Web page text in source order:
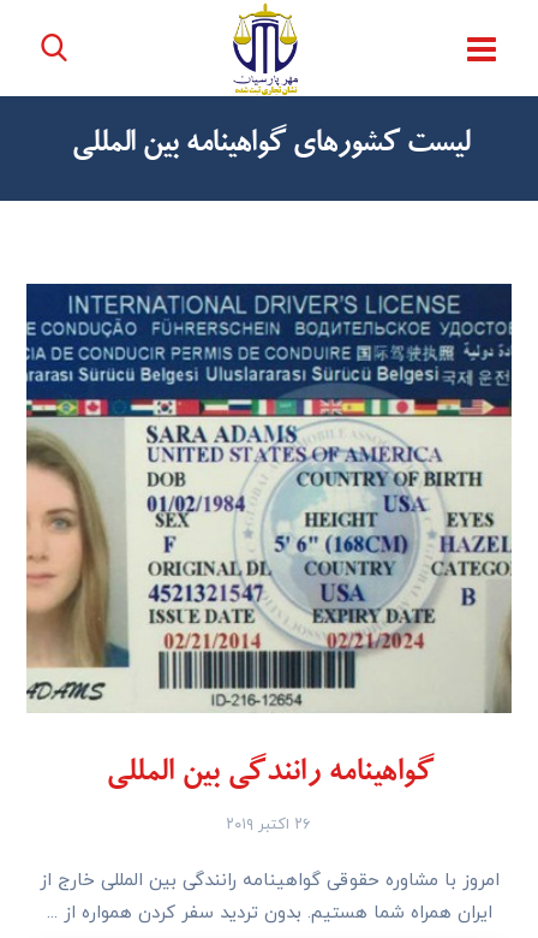
لیست کشورهای گواهینامه بین المللی
گواهینامه رانندگی بین المللی
۲۶ اکتبر ۲۰۱۹
امروز با مشاوره حقوقی گواهینامه رانندگی بین المللی خارج از
ایران همراه شما هستیم. بدون تردید سفر کردن همواره از ...